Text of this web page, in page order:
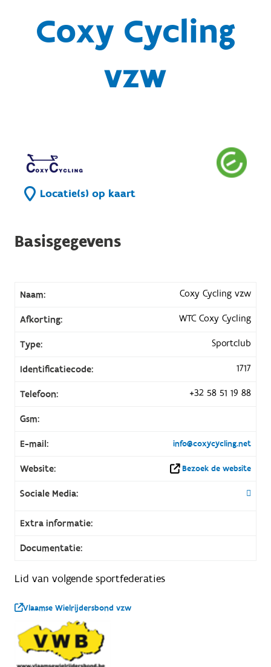
Coxy Cycling
vzw
Locatie(s) op kaart
Basisgegevens
Naam: Coxy Cycling vzw
Afkorting: WTC Coxy Cycling
Type: Sportclub
Identificatiecode: 1717
Telefoon: +32 58 51 19 88
Gsm:
E-mail: info@coxycycling.net
Website: Bezoek de website
Sociale Media:
Extra informatie:
Documentatie:
Lid van volgende sportfederaties
Vlaamse Wielrijdersbond vzw